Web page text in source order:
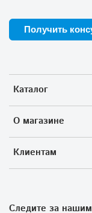
Каталог
О магазине
Клиентам
Получить
Следите за